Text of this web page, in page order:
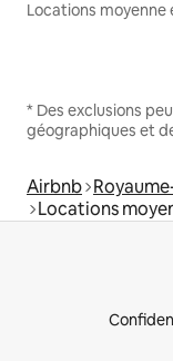
* Des exclusions
géographiques et
Airbnb
Locations